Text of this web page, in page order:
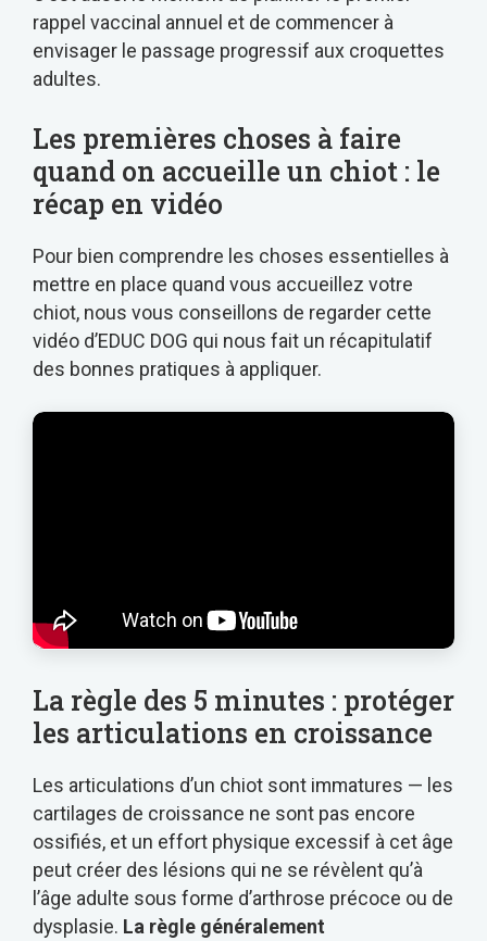
rappel vaccinal annuel et de commencer à
envisager le passage progressif aux croquettes
adultes.
Les premières choses à faire
quand on accueille un chiot : le
récap en vidéo
Pour bien comprendre les choses essentielles à
mettre en place quand vous accueillez votre
chiot, nous vous conseillons de regarder cette
vidéo d’EDUC DOG qui nous fait un récapitulatif
des bonnes pratiques à appliquer.
La règle des 5 minutes : protéger
les articulations en croissance
Les articulations d’un chiot sont immatures — les
cartilages de croissance ne sont pas encore
ossifiés, et un effort physique excessif à cet âge
peut créer des lésions qui ne se révèlent qu’à
l’âge adulte sous forme d’arthrose précoce ou de
dysplasie. La règle généralement